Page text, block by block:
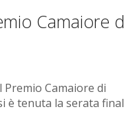
Camaiore
Camaiore di
è tenuta la serata